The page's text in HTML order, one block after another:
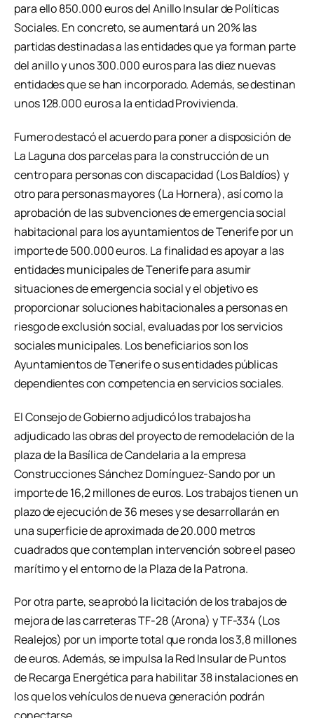
para ello 850.000 euros del Anillo Insular de Políticas
Sociales. En concreto, se aumentará un 20% las
partidas destinadas a las entidades que ya forman parte
del anillo y unos 300.000 euros para las diez nuevas
entidades que se han incorporado. Además, se destinan
unos 128.000 euros a la entidad Provivienda.
Fumero destacó el acuerdo para poner a disposición de
La Laguna dos parcelas para la construcción de un
centro para personas con discapacidad (Los Baldíos) y
otro para personas mayores (La Hornera), así como la
aprobación de las subvenciones de emergencia social
habitacional para los ayuntamientos de Tenerife por un
importe de 500.000 euros. La finalidad es apoyar a las
entidades municipales de Tenerife para asumir
situaciones de emergencia social y el objetivo es
proporcionar soluciones habitacionales a personas en
riesgo de exclusión social, evaluadas por los servicios
sociales municipales. Los beneficiarios son los
Ayuntamientos de Tenerife o sus entidades públicas
dependientes con competencia en servicios sociales.
El Consejo de Gobierno adjudicó los trabajos ha
adjudicado las obras del proyecto de remodelación de la
plaza de la Basílica de Candelaria a la empresa
Construcciones Sánchez Domínguez-Sando por un
importe de 16,2 millones de euros. Los trabajos tienen un
plazo de ejecución de 36 meses y se desarrollarán en
una superficie de aproximada de 20.000 metros
cuadrados que contemplan intervención sobre el paseo
marítimo y el entorno de la Plaza de la Patrona.
Por otra parte, se aprobó la licitación de los trabajos de
mejora de las carreteras TF-28 (Arona) y TF-334 (Los
Realejos) por un importe total que ronda los 3,8 millones
de euros. Además, se impulsa la Red Insular de Puntos
de Recarga Energética para habilitar 38 instalaciones en
los que los vehículos de nueva generación podrán